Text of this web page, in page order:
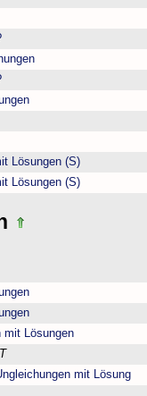
Lösungen (S)
Lösungen (S)
mit Lösungen
mit Lösung